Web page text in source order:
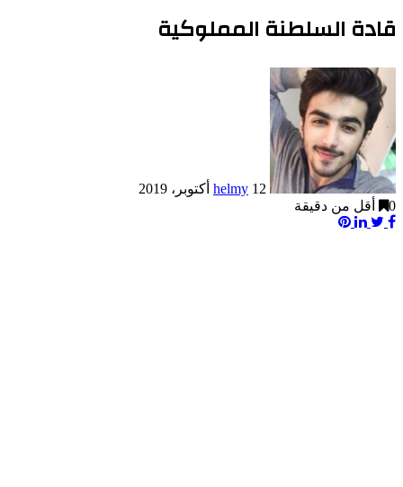
قادة السلطنة المملوكية
helmy 12 أكتوبر، 2019
0
أقل من دقيقة
Facebook
Twitter
LinkedIn
Pinterest